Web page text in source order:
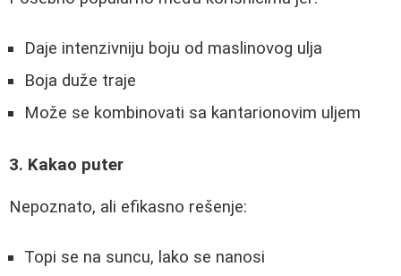
Daje intenzivniju boju od maslinovog ulja
Boja duže traje
Može se kombinovati sa kantarionovim uljem
3. Kakao puter
Nepoznato, ali efikasno rešenje:
Topi se na suncu, lako se nanosi